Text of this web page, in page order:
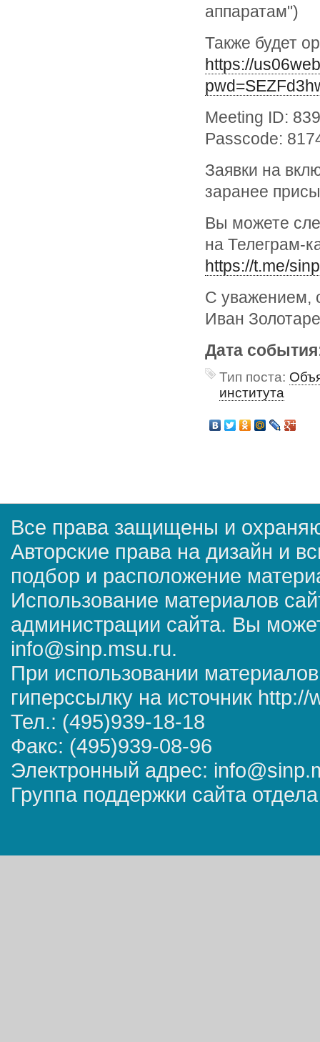
аппаратам")
Также будет
https://
Meeting ID:
Passcode:
Заявки на
заранее
Вы можете
на Телеграм-
https://t.me/
С уважением,
Иван
Дата
Тип поста:
института
Все права защищены и
Авторские права на дизайн и
подбор и расположение
Использование материалов
администрации сайта. Вы
info@sinp.msu.ru.
При использовании
гиперссылку на источник
Тел.: (495)939-18-18
Факс: (495)939-08-96
Электронный адрес:
Группа поддержки сайта